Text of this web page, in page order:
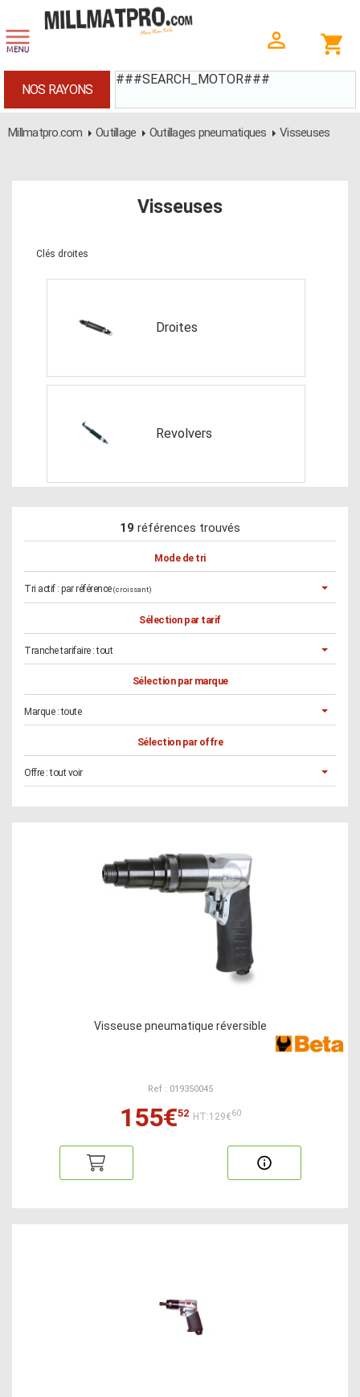
###SEARCH_MOTOR###
NOS RAYONS
Millmatpro.com Outillage Outillages pneumatiques Visseuses
Visseuses
Clés droites
Droites
Revolvers
19 références trouvés
Mode de tri
Tri actif : par référence (croissant)
Sélection par tarif
Tranche tarifaire :tout
Sélection par marque
Marque :toute
Sélection par offre
Offre :tout voir
Visseuse pneumatique réversible
Ref : 019350045
155€52 HT:129€60